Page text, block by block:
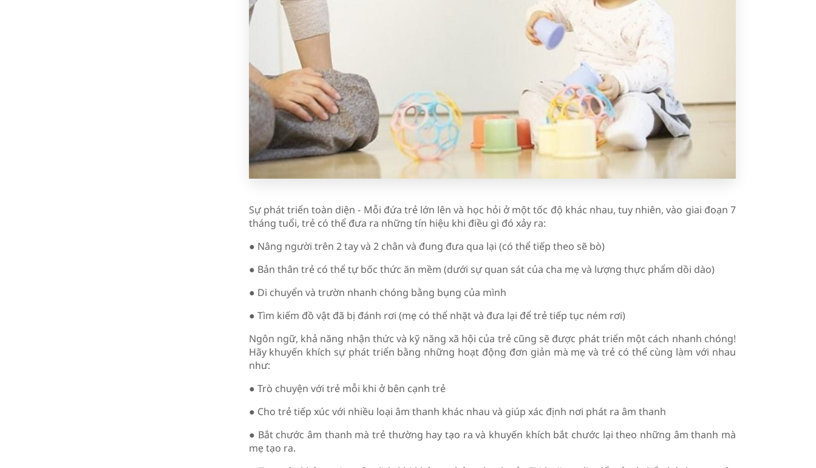
Sự phát triển toàn diện - Mỗi đứa trẻ lớn lên và học hỏi ở một tốc độ khác nhau, tuy nhiên, vào giai đoạn 7
tháng tuổi, trẻ có thể đưa ra những tín hiệu khi điều gì đó xảy ra:
● Nâng người trên 2 tay và 2 chân và đung đưa qua lại (có thể tiếp theo sẽ bò)
● Bản thân trẻ có thể tự bốc thức ăn mềm (dưới sự quan sát của cha mẹ và lượng thực phẩm dồi dào)
● Di chuyển và trườn nhanh chóng bằng bụng của mình
● Tìm kiếm đồ vật đã bị đánh rơi (mẹ có thể nhặt và đưa lại để trẻ tiếp tục ném rơi)
Ngôn ngữ, khả năng nhận thức và kỹ năng xã hội của trẻ cũng sẽ được phát triển một cách nhanh chóng!
Hãy khuyến khích sự phát triển bằng những hoạt động đơn giản mà mẹ và trẻ có thể cùng làm với nhau
như:
● Trò chuyện với trẻ mỗi khi ở bên cạnh trẻ
● Cho trẻ tiếp xúc với nhiều loại âm thanh khác nhau và giúp xác định nơi phát ra âm thanh
● Bắt chước âm thanh mà trẻ thường hay tạo ra và khuyến khích bắt chước lại theo những âm thanh mà
mẹ tạo ra.